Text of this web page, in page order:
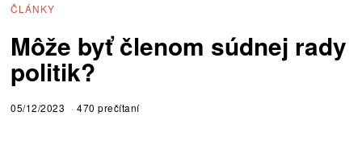
ČLÁNKY
Môže byť členom súdnej rady
politik?
05/12/2023 470 prečítaní